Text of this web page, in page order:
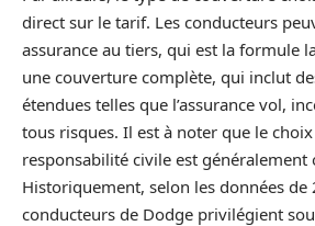
direct sur le tarif. Les conducteurs
assurance au tiers, qui est la formule
une couverture complète, qui inclut
étendues telles que l’assurance vol,
tous risques. Il est à noter que le choix
responsabilité civile est généralement
Historiquement, selon les données de
conducteurs de Dodge privilégient